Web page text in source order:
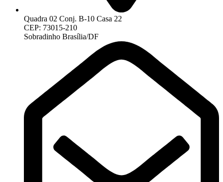
Quadra 02 Conj. B-10 Casa 22
CEP: 73015-210
Sobradinho Brasília/DF